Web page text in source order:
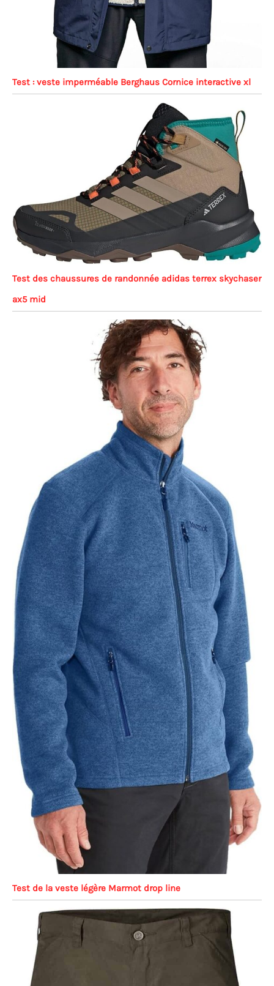
Test : veste imperméable Berghaus Cornice interactive xl
Test des chaussures de randonnée adidas terrex skychaser
ax5 mid
Test de la veste légère Marmot drop line